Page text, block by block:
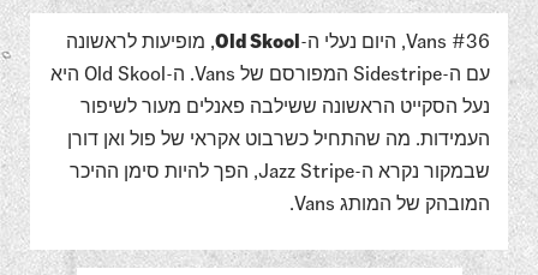
Vans #36, היום נעלי ה- Old Skool, מופיעות לראשונה
עם ה-Sidestripe המפורסם של Vans. ה-Old Skool היא
נעל הסקייט הראשונה ששילבה פאנלים מעור לשיפור
העמידות. מה שהתחיל כשרבוט אקראי של פול ואן דורן
שבמקור נקרא ה-Jazz Stripe, הפך להיות סימן ההיכר
המובהק של המותג Vans.